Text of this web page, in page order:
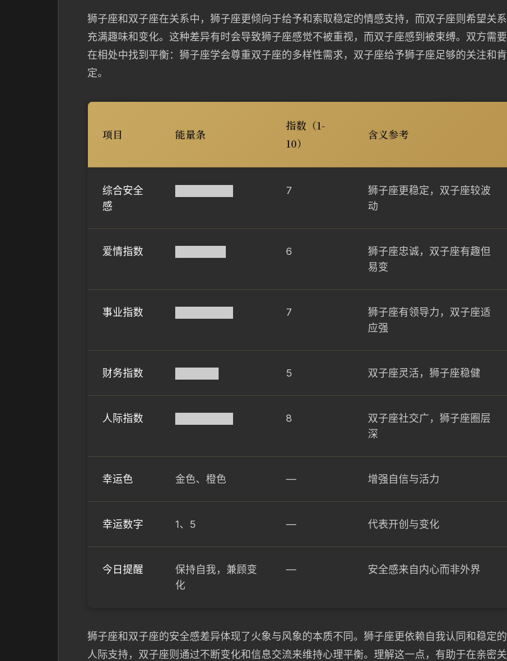
狮子座和双子座在关系中，狮子座更倾向于给予和索取稳定的情感支持，而双子座则希望关系
充满趣味和变化。这种差异有时会导致狮子座感觉不被重视，而双子座感到被束缚。双方需要
在相处中找到平衡：狮子座学会尊重双子座的多样性需求，双子座给予狮子座足够的关注和肯
定。
项目 能量条
指数（1-
10）
含义参考
综合安全
感
7
狮子座更稳定，双子座较波
动
爱情指数 6
狮子座忠诚，双子座有趣但
易变
事业指数 7
狮子座有领导力，双子座适
应强
财务指数 5 双子座灵活，狮子座稳健
人际指数 8
双子座社交广，狮子座圈层
深
幸运色 金色、橙色 — 增强自信与活力
幸运数字 1、5 — 代表开创与变化
今日提醒
保持自我，兼顾变
化
— 安全感来自内心而非外界
狮子座和双子座的安全感差异体现了火象与风象的本质不同。狮子座更依赖自我认同和稳定的
人际支持，双子座则通过不断变化和信息交流来维持心理平衡。理解这一点，有助于在亲密关